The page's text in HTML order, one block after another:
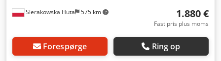
Sierakowska Huta 575 km 1.880 €
Fast pris plus moms
Forespørge Ring op